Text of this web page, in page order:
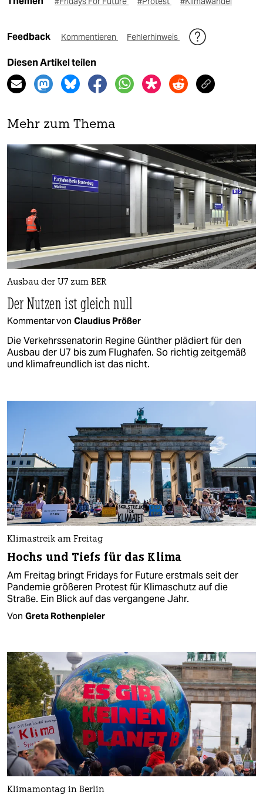
Feedback Kommentieren Fehlerhinweis
Diesen Artikel teilen
Mehr zum Thema
Ausbau der U7 zum BER
Der Nutzen ist gleich null
Kommentar von Claudius Prößer
Die Verkehrssenatorin Regine Günther plädiert für den
Ausbau der U7 bis zum Flughafen. So richtig zeitgemäß
und klimafreundlich ist das nicht.
Klimastreik am Freitag
Hochs und Tiefs für das Klima
Am Freitag bringt Fridays for Future erstmals seit der
Pandemie größeren Protest für Klimaschutz auf die
Straße. Ein Blick auf das vergangene Jahr.
Von Greta Rothenpieler
Klimamontag in Berlin